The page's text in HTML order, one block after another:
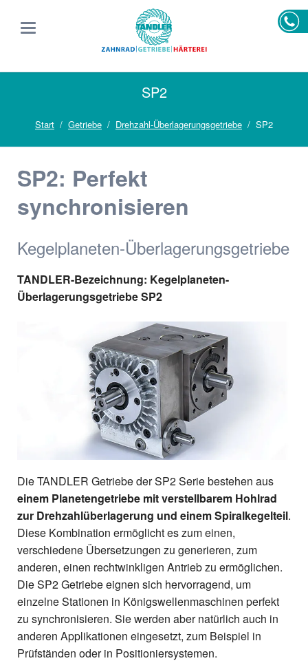
SP2
Start Getriebe Drehzahl-Überlagerungsgetriebe SP2
SP2: Perfekt
synchronisieren
Kegel­planeten-Überlagerungs­getriebe
TANDLER-Bezeichnung: Kegel­planeten-
Überlagerungs­getriebe SP2
Die TANDLER Getriebe der SP2 Serie bestehen aus
einem Planetengetriebe mit verstellbarem Hohlrad
zur Drehzahlüberlagerung und einem Spiralkegelteil.
Diese Kombination ermöglicht es zum einen,
verschiedene Übersetzungen zu generieren, zum
anderen, einen rechtwinkligen Antrieb zu ermöglichen.
Die SP2 Getriebe eignen sich hervorragend, um
einzelne Stationen in Königswellenmaschinen perfekt
zu synchronisieren. Sie werden aber natürlich auch in
anderen Applikationen eingesetzt, zum Beispiel in
Prüfständen oder in Positioniersystemen.